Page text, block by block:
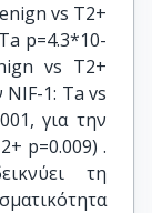
vs T2+
p=4.3*10-
vs T2+
NIF-1: Ta vs
για την
p=0.009) .
τη